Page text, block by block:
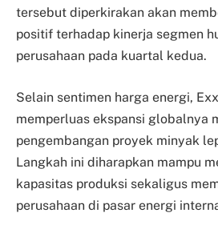
tersebut diperkirakan akan
positif terhadap kinerja segmen
perusahaan pada kuartal kedua.
Selain sentimen harga energi,
memperluas ekspansi globalnya
pengembangan proyek minyak
Langkah ini diharapkan mampu
kapasitas produksi sekaligus
perusahaan di pasar energi